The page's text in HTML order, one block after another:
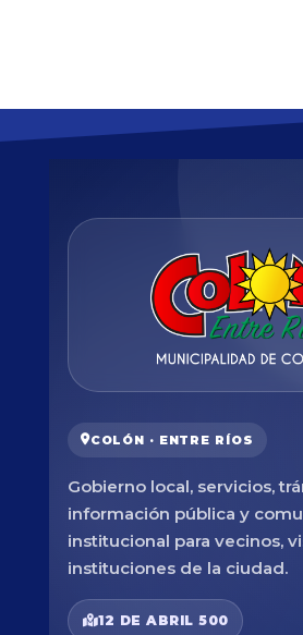
COLÓN · ENTRE RÍOS
Gobierno local, servicios,
información pública y
institucional para vecinos,
instituciones de la ciudad.
12 DE ABRIL 500